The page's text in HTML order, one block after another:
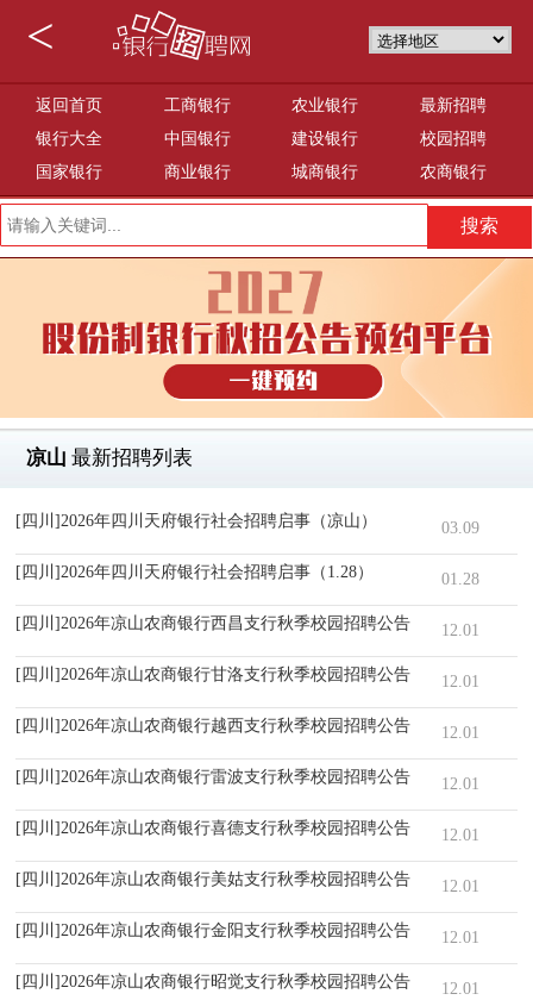
<
返回首页 工商银行 农业银行
最新招聘
银行大全
中国银行 建设银行
校园招聘
国家银行
商业银行 城商银行 农商银行
凉山 最新招聘列表
[四川]2026年四川天府银行社会招聘启事（凉山） 03.09
[四川]2026年四川天府银行社会招聘启事（1.28） 01.28
[四川]2026年凉山农商银行西昌支行秋季校园招聘公告 12.01
[四川]2026年凉山农商银行甘洛支行秋季校园招聘公告 12.01
[四川]2026年凉山农商银行越西支行秋季校园招聘公告 12.01
[四川]2026年凉山农商银行雷波支行秋季校园招聘公告 12.01
[四川]2026年凉山农商银行喜德支行秋季校园招聘公告 12.01
[四川]2026年凉山农商银行美姑支行秋季校园招聘公告 12.01
[四川]2026年凉山农商银行金阳支行秋季校园招聘公告 12.01
[四川]2026年凉山农商银行昭觉支行秋季校园招聘公告 12.01